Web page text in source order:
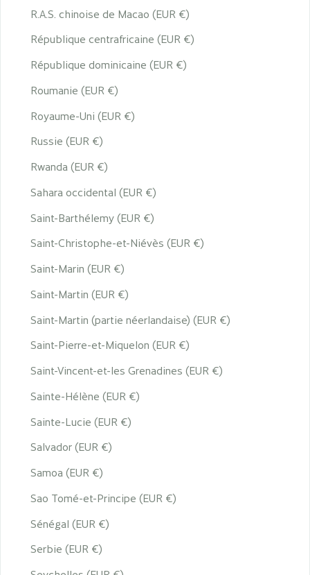
R.A.S. chinoise de Macao (EUR €)
République centrafricaine (EUR €)
République dominicaine (EUR €)
Roumanie (EUR €)
Royaume-Uni (EUR €)
Russie (EUR €)
Rwanda (EUR €)
Sahara occidental (EUR €)
Saint-Barthélemy (EUR €)
Saint-Christophe-et-Niévès (EUR €)
Saint-Marin (EUR €)
Saint-Martin (EUR €)
Saint-Martin (partie néerlandaise) (EUR €)
Saint-Pierre-et-Miquelon (EUR €)
Saint-Vincent-et-les Grenadines (EUR €)
Sainte-Hélène (EUR €)
Sainte-Lucie (EUR €)
Salvador (EUR €)
Samoa (EUR €)
Sao Tomé-et-Principe (EUR €)
Sénégal (EUR €)
Serbie (EUR €)